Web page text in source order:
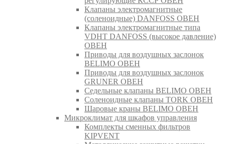
Клапаны электромагнитные
(соленоидные) DANFOSS ОВЕН
Клапаны электромагнитные типа
VDHT DANFOSS (высокое давление)
ОВЕН
Приводы для воздушных заслонок
BELIMO ОВЕН
Приводы для воздушных заслонок
GRUNER ОВЕН
Седельные клапаны BELIMO ОВЕН
Соленоидные клапаны TORK ОВЕН
Шаровые краны BELIMO ОВЕН
Микроклимат для шкафов управления
Комплекты сменных фильтров
KIPVENT